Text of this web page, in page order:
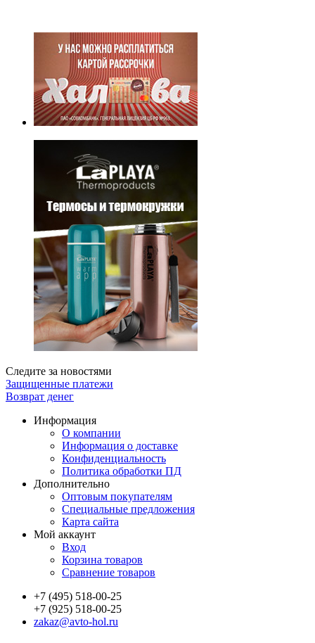
Следите за новостями
Защищенные платежи
Возврат денег
Информация
О компании
Информация о доставке
Конфиденциальность
Политика обработки ПД
Дополнительно
Оптовым покупателям
Специальные предложения
Карта сайта
Мой аккаунт
Вход
Корзина товаров
Сравнение товаров
+7 (495) 518-00-25
+7 (925) 518-00-25
zakaz@avto-hol.ru